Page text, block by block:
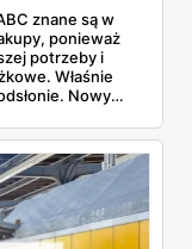
znane są w
ponieważ
potrzeby i
Właśnie
Nowy